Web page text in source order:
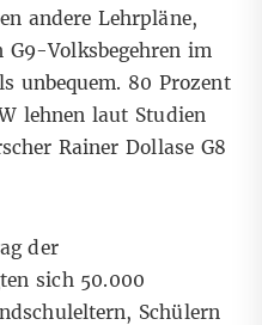
andere Lehrpläne,
Volksbegehren im
unbequem. 80 Prozent
lehnenlaut Studien
Rainer Dollase G8
der
sich 50.000
Schülern